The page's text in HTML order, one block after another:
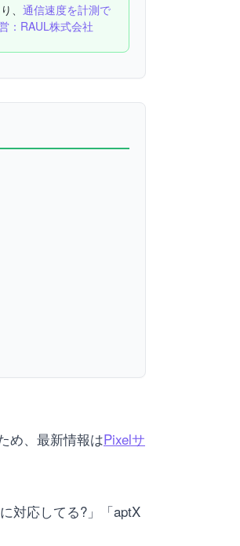
、 通信速度を計測で
：RAUL株式会社
め、最新情報はPixelサ
対応してる?」「aptX